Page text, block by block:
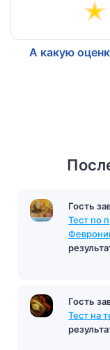
А какую
Гость
Тест по
Гость
Тест на